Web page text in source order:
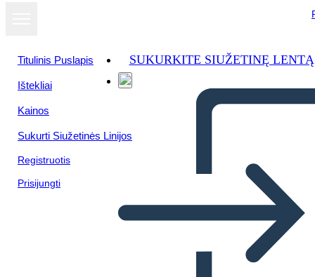
Titulinis Puslapis
Ištekliai
Kainos
Sukurti Siužetinės Linijos
Registruotis
Prisijungti
SUKURKITE SIUŽETINĘ LENTĄ